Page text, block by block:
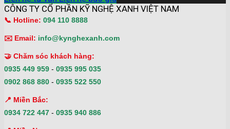
CÔNG TY CỔ PHẦN KỸ NGHỆ XANH VIỆT NAM
📞 Hotline: 094 110 8888
✉️ Email: info@kynghexanh.com
🤝 Chăm sóc khách hàng:
0935 449 959 - 0935 995 035
0902 868 880 - 0935 522 550
📍 Miền Bắc:
0934 722 447 - 0935 940 886